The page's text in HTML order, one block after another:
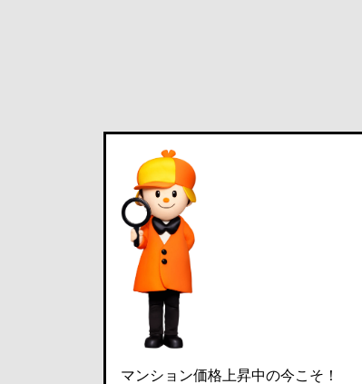
マンション価格上昇中の今こそ！